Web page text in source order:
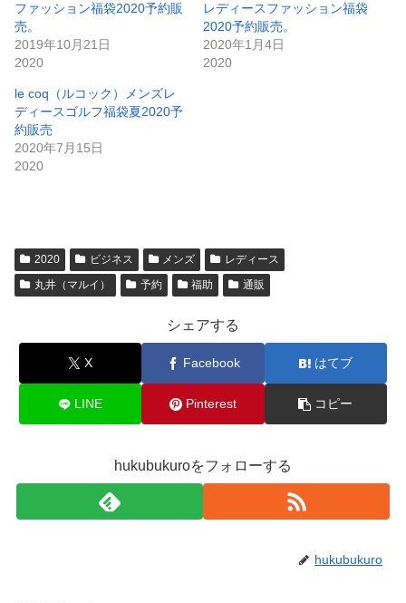
ファッション福袋2020予約販
売。
2019年10月21日
2020
レディースファッション福袋
2020予約販売。
2020年1月4日
2020
le coq（ルコック）メンズレ
ディースゴルフ福袋夏2020予
約販売
2020年7月15日
2020
2020 ビジネス メンズ
レディース
丸井（マルイ）
予約 福助 通販
シェアする
X Facebook はてブ
LINE Pinterest コピー
hukubukuroをフォローする
hukubukuro